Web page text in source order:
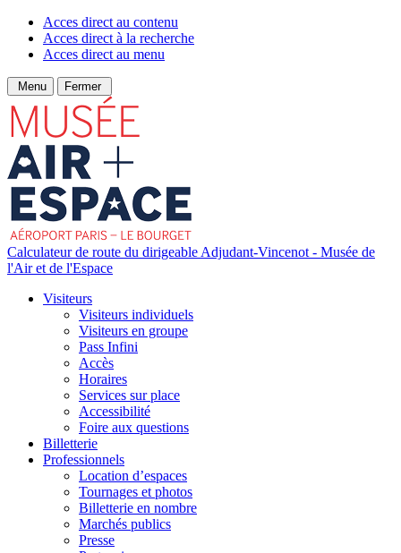
Acces direct au contenu
Acces direct à la recherche
Acces direct au menu
Menu Fermer
Calculateur de route du dirigeable Adjudant-Vincenot - Musée de
l'Air et de l'Espace
Visiteurs
Visiteurs individuels
Visiteurs en groupe
Pass Infini
Accès
Horaires
Services sur place
Accessibilité
Foire aux questions
Billetterie
Professionnels
Location d’espaces
Tournages et photos
Billetterie en nombre
Marchés publics
Presse